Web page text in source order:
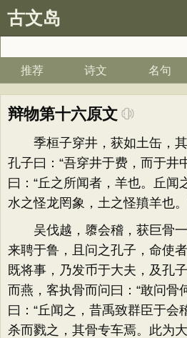
古文岛
推荐 诗文 名句
辩物第十六原文
季桓子穿井，获如土缶，其
孔子曰：“吾穿井于费，而于井
曰：“丘之所闻者，羊也。丘闻
水之怪龙罔象，土之怪羵羊也
吴伐越，隳会稽，获巨骨一
来聘于鲁，且问之孔子，命使
既将事，乃发币于大夫，及孔
而燕，客执骨而问曰：“敢问骨
曰：“丘闻之，昔禹致群臣于会
杀而戮之，其骨专车焉。此为